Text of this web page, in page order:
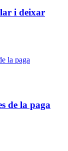
i deixar
de la paga